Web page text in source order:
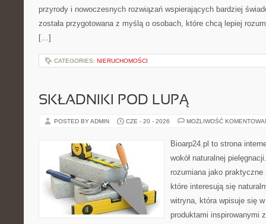
przyrody i nowoczesnych rozwiązań wspierających bardziej
została przygotowana z myślą o osobach, które chcą lepiej
[…]
CATEGORIES: NIERUCHOMOŚCI
SKŁADNIKI POD LUPĄ
POSTED BY ADMIN CZE - 20 - 2026 MOŻLIWOŚĆ
Bioarp24.pl to strona
wokół naturalnej
rozumiana jako praktyczne
które interesują się
witryna, która wpisuje się
produktami inspirowanymi